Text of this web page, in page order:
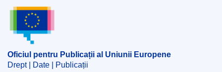
Subiecte:
comerciale
produs cosmetic
CELEX : 62022TB0150
Oficiul pentru Publicații al Uniunii Europene
Oficiul pentru Publicații al Uniunii Europene
Drept | Date | Publicații